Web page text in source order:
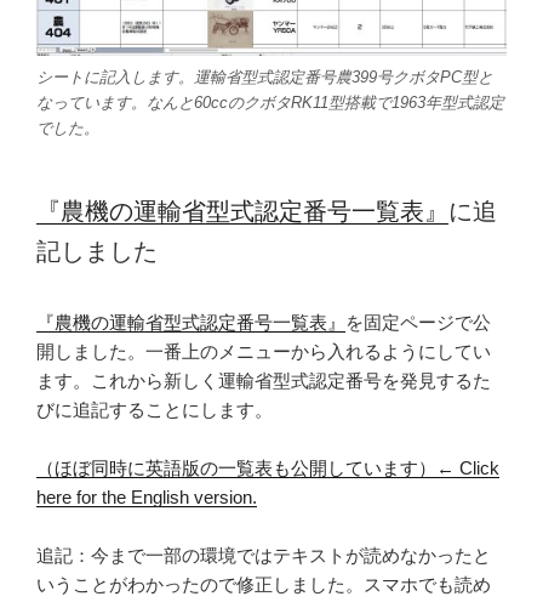
シートに記入します。運輸省型式認定番号農399号クボタPC型と
なっています。なんと60ccのクボタRK11型搭載で1963年型式認定
でした。
『農機の運輸省型式認定番号一覧表』 に追
記しました
『農機の運輸省型式認定番号一覧表』
を固定ページで公
開しました。一番上のメニューから入れるようにしてい
ます。これから新しく運輸省型式認定番号を発見するた
びに追記することにします。
（ほぼ同時に英語版の一覧表も公開しています）← Click
here for the English version.
追記：今まで一部の環境ではテキストが読めなかったと
いうことがわかったので修正しました。スマホでも読め